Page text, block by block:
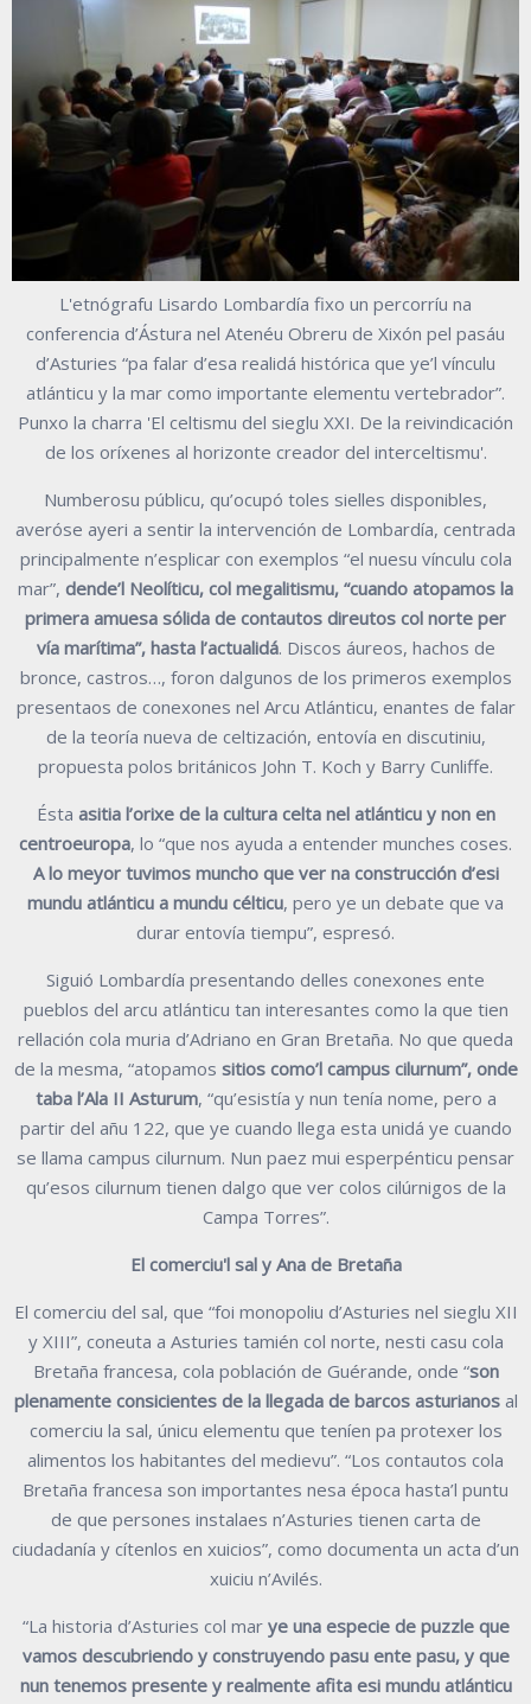
L'etnógrafu Lisardo Lombardía fixo un percorríu na
conferencia d’Ástura nel Atenéu Obreru de Xixón pel pasáu
d’Asturies “pa falar d’esa realidá histórica que ye’l vínculu
atlánticu y la mar como importante elementu vertebrador”.
Punxo la charra 'El celtismu del sieglu XXI. De la reivindicación
de los oríxenes al horizonte creador del interceltismu'.
Numberosu públicu, qu’ocupó toles sielles disponibles,
averóse ayeri a sentir la intervención de Lombardía, centrada
principalmente n’esplicar con exemplos “el nuesu vínculu cola
mar”, dende’l Neolíticu, col megalitismu, “cuando atopamos la
primera amuesa sólida de contautos direutos col norte per
vía marítima”, hasta l’actualidá. Discos áureos, hachos de
bronce, castros…, foron dalgunos de los primeros exemplos
presentaos de conexones nel Arcu Atlánticu, enantes de falar
de la teoría nueva de celtización, entovía en discutiniu,
propuesta polos británicos John T. Koch y Barry Cunliffe.
Ésta asitia l’orixe de la cultura celta nel atlánticu y non en
centroeuropa, lo “que nos ayuda a entender munches coses.
A lo meyor tuvimos muncho que ver na construcción d’esi
mundu atlánticu a mundu célticu, pero ye un debate que va
durar entovía tiempu”, espresó.
Siguió Lombardía presentando delles conexones ente
pueblos del arcu atlánticu tan interesantes como la que tien
rellación cola muria d’Adriano en Gran Bretaña. No que queda
de la mesma, “atopamos sitios como’l campus cilurnum”, onde
taba l’Ala II Asturum, “qu’esistía y nun tenía nome, pero a
partir del añu 122, que ye cuando llega esta unidá ye cuando
se llama campus cilurnum. Nun paez mui esperpénticu pensar
qu’esos cilurnum tienen dalgo que ver colos cilúrnigos de la
Campa Torres”.
El comerciu'l sal y Ana de Bretaña
El comerciu del sal, que “foi monopoliu d’Asturies nel sieglu XII
y XIII”, coneuta a Asturies tamién col norte, nesti casu cola
Bretaña francesa, cola población de Guérande, onde “son
plenamente consicientes de la llegada de barcos asturianosal
comerciu la sal, únicu elementu que teníen pa protexer los
alimentos los habitantes del medievu”. “Los contautos cola
Bretaña francesa son importantes nesa época hasta’l puntu
de que persones instalaes n’Asturies tienen carta de
ciudadanía y cítenlos en xuicios”, como documenta un acta d’un
xuiciu n’Avilés.
“La historia d’Asturies col mar ye una especie de puzzle que
vamos descubriendo y construyendo pasu ente pasu, y que
nun tenemos presente y realmente afita esi mundu atlánticu